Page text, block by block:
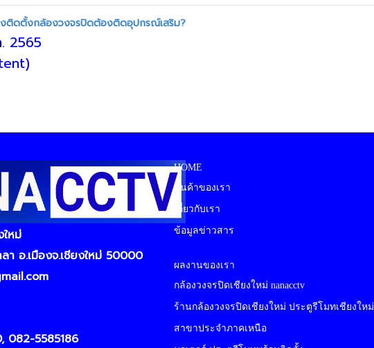
งติดตั้งกล้องวงจรปิดต้องติดอุปกรณ์เสริม?
2565
หม่
า อ.เมืองจ.เชียงใหม่ 50000
082-5585186
HOME
สินค้าของเรา
เกี่ยวกับเรา
ข้อมูลข่าวสาร
ผลงานของเรา
กล้องวงจรปิดเชียงใหม่ nanacctv
ร้านกล้องวงจรปิดเชียงใหม่ ประตูรีโมทเชียงใหม่
สาขาประจำภาคเหนือ